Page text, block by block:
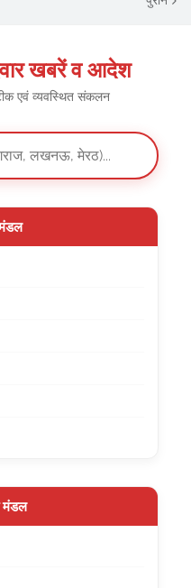
खबरें व आदेश
एवं व्यवस्थित संकलन
मंडल